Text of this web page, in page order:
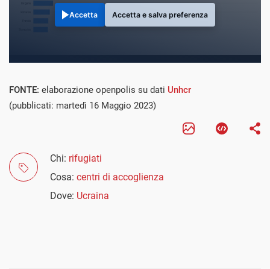
Accetta Accetta e salva preferenza
FONTE: elaborazione openpolis su dati Unhcr
(pubblicati: martedì 16 Maggio 2023)
Chi: rifugiati
Cosa: centri di accoglienza
Dove: Ucraina